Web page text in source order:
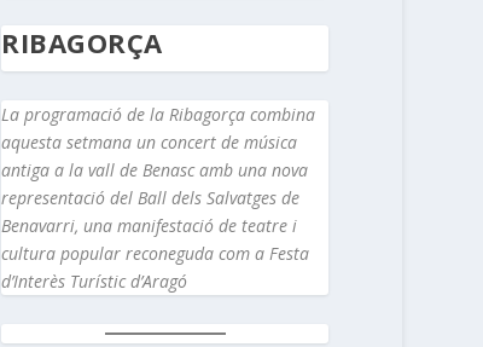
RIBAGORÇA
La programació de la Ribagorça combina
aquesta setmana un concert de música
antiga a la vall de Benasc amb una nova
representació del Ball dels Salvatges de
Benavarri, una manifestació de teatre i
cultura popular reconeguda com a Festa
d’Interès Turístic d’Aragó